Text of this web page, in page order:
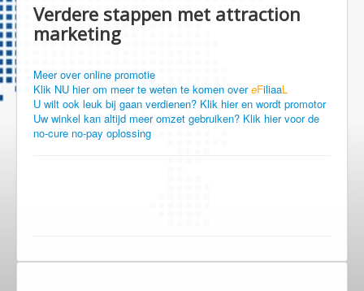
Verdere stappen met attraction
marketing
Meer over online promotie
Klik NU hier om meer te weten te komen overeFiliaaL
U wilt ook leuk bij gaan verdienen? Klik hier en wordt promotor
Uw winkel kan altijd meer omzet gebruiken? Klik hier voor de
no-cure no-pay oplossing